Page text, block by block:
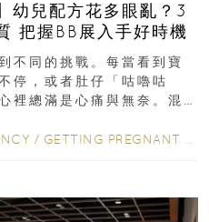
幼兒配方花多眼亂？3
把握BB展入手好時機
不同的挑戰。每當看到寶
停，或者肚仔「咕嚕咕
裡總滿是心痛與無奈。混
/ GETTING PREGNANT